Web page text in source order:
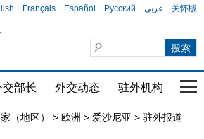
Français Español Русский عربي 关怀版
交部长 外交动态 驻外机构 国
（地区） > 欧洲 > 爱沙尼亚 > 驻外报道